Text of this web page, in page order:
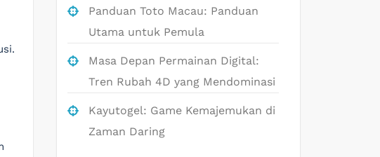
Panduan Toto Macau: Panduan
Utama untuk Pemula
Masa Depan Permainan Digital:
Tren Rubah 4D yang Mendominasi
Kayutogel: Game Kemajemukan di
Zaman Daring